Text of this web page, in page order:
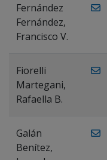
Fernández
Fernández,
Francisco V.
Fiorelli
Martegani,
Rafaella B.
Galán
Benítez,